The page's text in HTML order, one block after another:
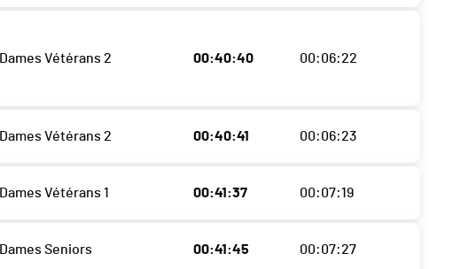
Dames Vétérans 2 00:40:40 00:06:22
Dames Vétérans 2 00:40:41 00:06:23
Dames Vétérans 1 00:41:37 00:07:19
Dames Seniors 00:41:45 00:07:27